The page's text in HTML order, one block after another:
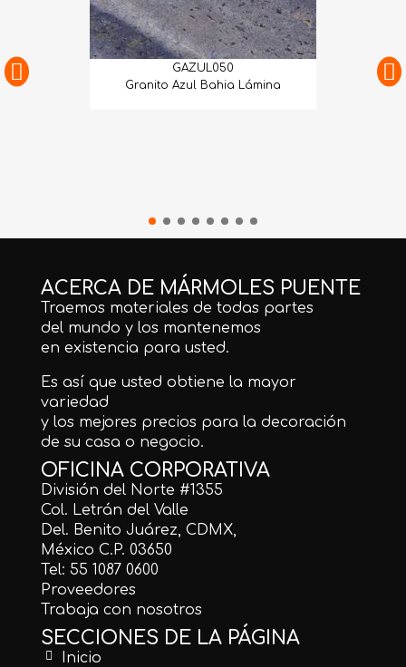
GAZUL050
Granito Azul Bahia Lámina
ACERCA DE MÁRMOLES PUENTE
Traemos materiales de todas partes
del mundo y los mantenemos
en existencia para usted.
Es así que usted obtiene la mayor
variedad
y los mejores precios para la decoración
de su casa o negocio.
OFICINA CORPORATIVA
División del Norte #1355
Col. Letrán del Valle
Del. Benito Juárez, CDMX,
México C.P. 03650
Tel: 55 1087 0600
Proveedores
Trabaja con nosotros
SECCIONES DE LA PÁGINA
Inicio